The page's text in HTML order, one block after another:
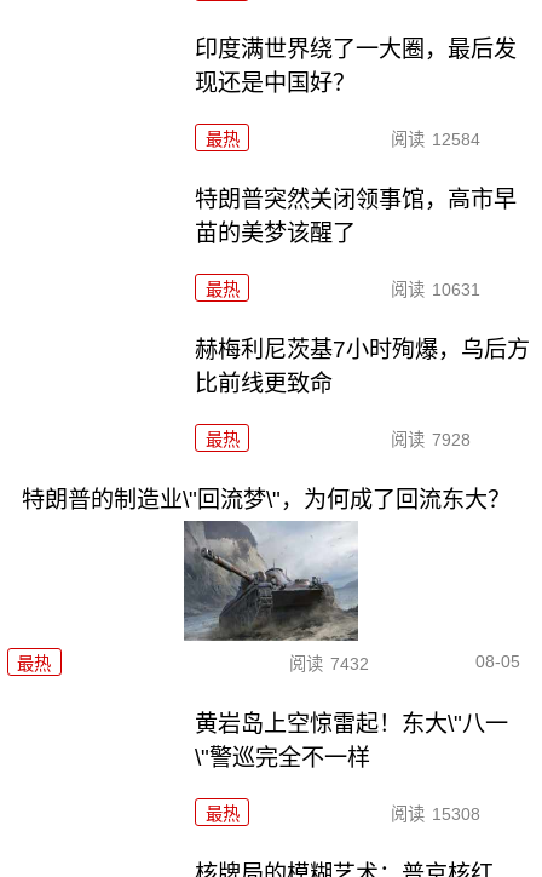
印度满世界绕了一大圈，最后发
现还是中国好？
最热 阅读 12584
特朗普突然关闭领事馆，高市早
苗的美梦该醒了
最热 阅读 10631
赫梅利尼茨基7小时殉爆，乌后方
比前线更致命
最热 阅读 7928
特朗普的制造业\"回流梦\"，为何成了回流东大？
最热 阅读 7432 08-05
黄岩岛上空惊雷起！东大\"八一
\"警巡完全不一样
最热 阅读 15308